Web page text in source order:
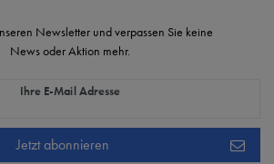
Newsletter und verpassen Sie keine
News oder Aktion mehr.
Ihre E-Mail Adresse
Newsletter Honig
Jetzt abonnieren